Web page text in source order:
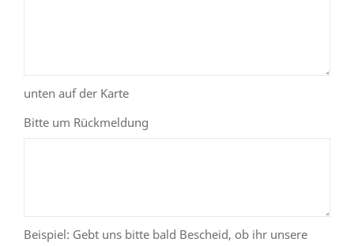
unten auf der Karte
Bitte um Rückmeldung
Beispiel: Gebt uns bitte bald Bescheid, ob ihr unsere